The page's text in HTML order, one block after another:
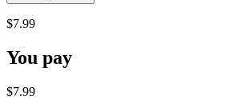
$7.99
You pay
$7.99